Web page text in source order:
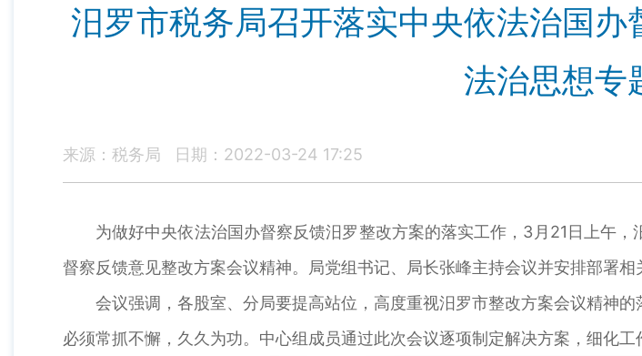
汨罗市税务局召开落实中央依法治国
法治思想专
来源：税务局 日期：2022-03-24 17:25
为做好中央依法治国办督察反馈汨罗整改方案的落实工作，3月21日上午
督察反馈意见整改方案会议精神。局党组书记、局长张峰主持会议并安排部署相
会议强调，各股室、分局要提高站位，高度重视汨罗市整改方案会议精神
必须常抓不懈，久久为功。中心组成员通过此次会议逐项制定解决方案，细化